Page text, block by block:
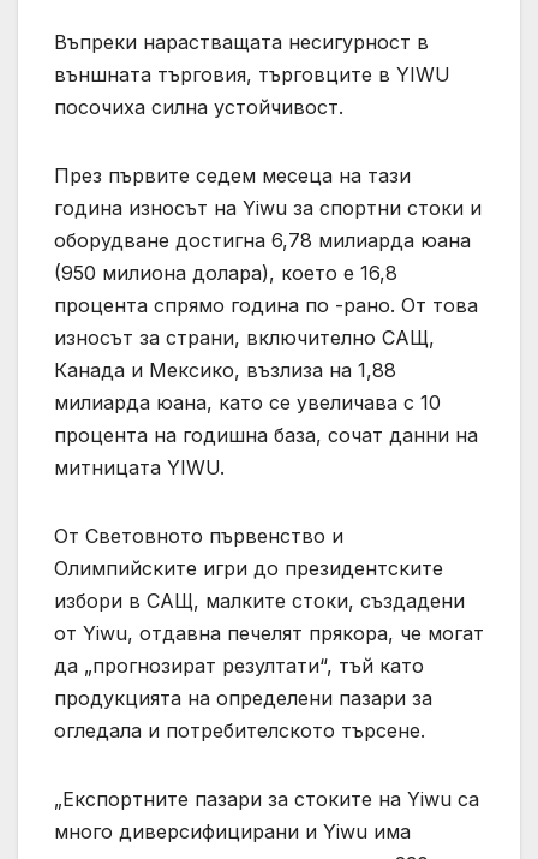
Въпреки нарастващата несигурност в
външната търговия, търговците в YIWU
посочиха силна устойчивост.
През първите седем месеца на тази
година износът на Yiwu за спортни стоки и
оборудване достигна 6,78 милиарда юана
(950 милиона долара), което е 16,8
процента спрямо година по -рано. От това
износът за страни, включително САЩ,
Канада и Мексико, възлиза на 1,88
милиарда юана, като се увеличава с 10
процента на годишна база, сочат данни на
митницата YIWU.
От Световното първенство и
Олимпийските игри до президентските
избори в САЩ, малките стоки, създадени
от Yiwu, отдавна печелят прякора, че могат
да „прогнозират резултати“, тъй като
продукцията на определени пазари за
огледала и потребителското търсене.
„Експортните пазари за стоките на Yiwu са
много диверсифицирани и Yiwu има